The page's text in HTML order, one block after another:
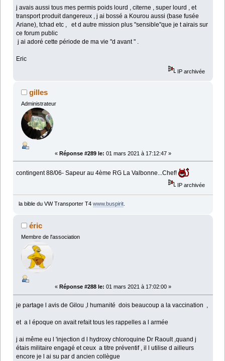
j avais aussi tous mes permis poids lourd , citerne , super lourd , et
transport produit dangereux , j ai bossé a Kourou aussi (base fusée
Ariane), tchad etc , et d autre mission plus "sensible"que je t airais sur
ce forum public
j ai adoré cette période de ma vie "d avant " .
Eric
IP archivée
gilles
Administrateur
« Réponse #289 le: 01 mars 2021 à 17:12:47 »
contingent 88/06- Sapeur au 4ème RG La Valbonne...Chef!
IP archivée
la bible du VW Transporter T4 www.buspirit.
éric
Membre de l'association
« Réponse #288 le: 01 mars 2021 à 17:02:00 »
je partage l avis de Gilou ,l humanité dois beaucoup a la vaccination ,
et a l époque on avait refait tous les rappelles a l armée
j ai même eu l 'injection d l hydroxy chloroquine Dr Raoult ,quand j
étais militaire engagé et ceux a titre préventif , il l utilise d ailleurs
encore je l ai su par d ancien collègue